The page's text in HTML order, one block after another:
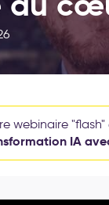
webinaire
IA